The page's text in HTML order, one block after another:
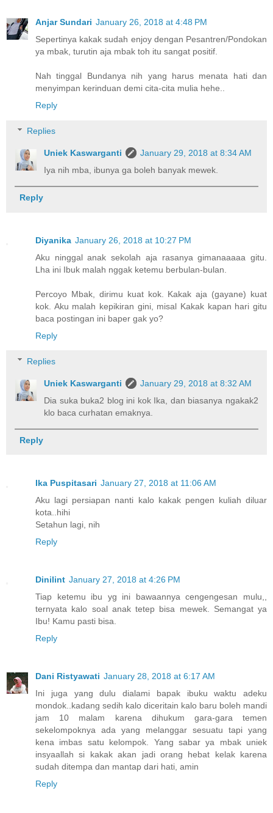
Anjar Sundari January 26, 2018 at 4:48 PM
Sepertinya kakak sudah enjoy dengan Pesantren/Pondokan
ya mbak, turutin aja mbak toh itu sangat positif.
Nah tinggal Bundanya nih yang harus menata hati dan
menyimpan kerinduan demi cita-cita mulia hehe..
Reply
Replies
Uniek Kaswarganti
January 29, 2018 at 8:34 AM
Iya nih mba, ibunya ga boleh banyak mewek.
Reply
Diyanika January 26, 2018 at 10:27 PM
Aku ninggal anak sekolah aja rasanya gimanaaaaa gitu.
Lha ini Ibuk malah nggak ketemu berbulan-bulan.
Percoyo Mbak, dirimu kuat kok. Kakak aja (gayane) kuat
kok. Aku malah kepikiran gini, misal Kakak kapan hari gitu
baca postingan ini baper gak yo?
Reply
Replies
Uniek Kaswarganti
January 29, 2018 at 8:32 AM
Dia suka buka2 blog ini kok Ika, dan biasanya ngakak2
klo baca curhatan emaknya.
Reply
Ika Puspitasari January 27, 2018 at 11:06 AM
Aku lagi persiapan nanti kalo kakak pengen kuliah diluar
kota..hihi
Setahun lagi, nih
Reply
Dinilint January 27, 2018 at 4:26 PM
Tiap ketemu ibu yg ini bawaannya cengengesan mulu,,
ternyata kalo soal anak tetep bisa mewek. Semangat ya
Ibu! Kamu pasti bisa.
Reply
Dani Ristyawati January 28, 2018 at 6:17 AM
Ini juga yang dulu dialami bapak ibuku waktu adeku
mondok..kadang sedih kalo diceritain kalo baru boleh mandi
jam 10 malam karena dihukum gara-gara temen
sekelompoknya ada yang melanggar sesuatu tapi yang
kena imbas satu kelompok. Yang sabar ya mbak uniek
insyaallah si kakak akan jadi orang hebat kelak karena
sudah ditempa dan mantap dari hati, amin
Reply